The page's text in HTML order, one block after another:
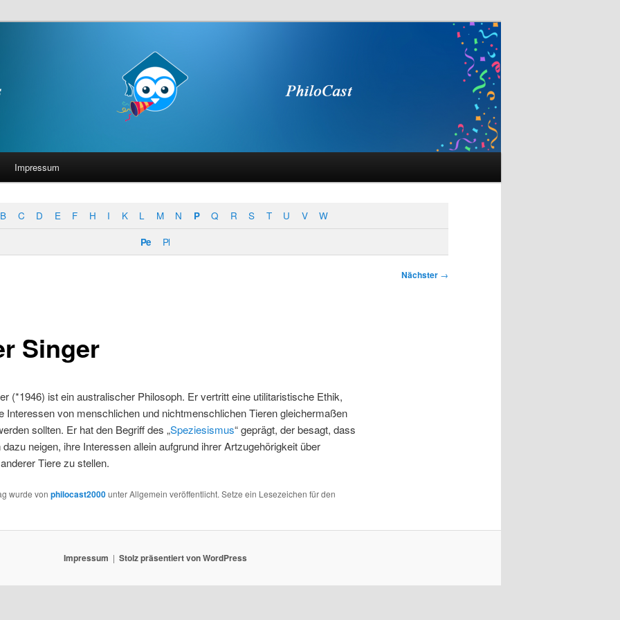
Impressum
B C D E F H I K L M N P Q R S T U V
W
Pe
Pl
Nächster →
Singer
(*1946) ist ein australischer Philosoph. Er vertritt eine utilitaristische Ethik,
Interessen von menschlichen und nichtmenschlichen Tieren gleichermaßen
sollten. Er hat den Begriff des „Speziesismus“ geprägt, der besagt, dass
neigen, ihre Interessen allein aufgrund ihrer Artzugehörigkeit über
Tiere zu stellen.
wurde von philocast2000unter Allgemein veröffentlicht. Setze ein Lesezeichen für den
Impressum Stolz präsentiert von WordPress